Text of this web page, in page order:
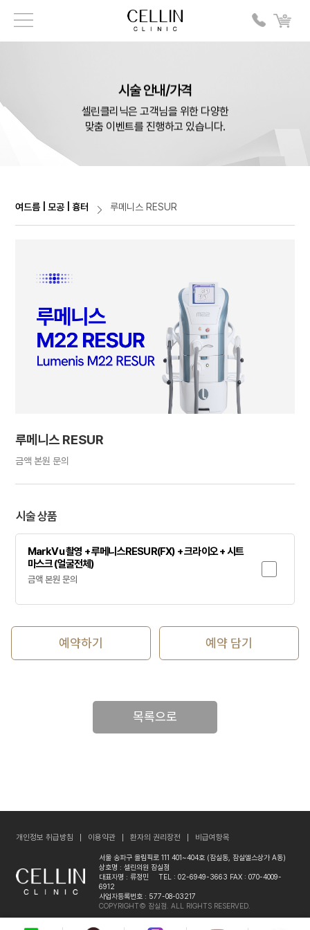
시술 안내/가격
셀린클리닉은 고객님을 위한 다양한
맞춤 이벤트를 진행하고 있습니다.
여드름 | 모공 | 흉터 루메니스 RESUR
루메니스 RESUR
금액 본원 문의
시술 상품
MarkVu 촬영 + 루메니스RESUR(FX) + 크라이오 + 시트
마스크 (얼굴전체)
금액 본원 문의
예약하기 예약 담기
목록으로
개인정보 취급방침 이용약관 환자의 권리장전 비급여항목
서울 송파구 올림픽로 111 401~404호 (잠실동, 잠실엘스상가 A동)
상호명 : 셀린의원 잠실점
대표자명 : 류정민
TEL : 02-6949-3663 FAX : 070-4009-
6912
사업자등록번호 : 577-08-03217
COPYRIGHT© 잠실점. ALL RIGHTS RESERVED.